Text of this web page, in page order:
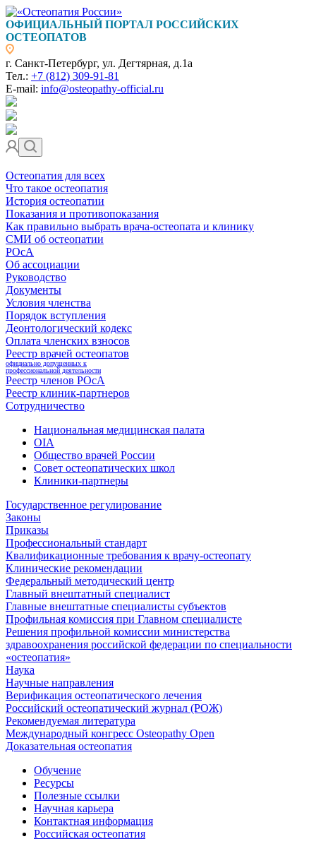
ОФИЦИАЛЬНЫЙ ПОРТАЛ РОССИЙСКИХ
ОСТЕОПАТОВ
г. Санкт-Петербург, ул. Дегтярная, д.1а
Тел.: +7 (812) 309-91-81
E-mail: info@osteopathy-official.ru
Остеопатия для всех
Что такое остеопатия
История остеопатии
Показания и противопоказания
Как правильно выбрать врача-остеопата и клинику
СМИ об остеопатии
РОсА
Об ассоциации
Руководство
Документы
Условия членства
Порядок вступления
Деонтологический кодекс
Оплата членских взносов
Реестр врачей остеопатов
официально допущенных к
профессиональной деятельности
Реестр членов РОсА
Реестр клиник-партнеров
Сотрудничество
Национальная медицинская палата
OIA
Общество врачей России
Совет остеопатических школ
Клиники-партнеры
Государственное регулирование
Законы
Приказы
Профессиональный стандарт
Квалификационные требования к врачу-остеопату
Клинические рекомендации
Федеральный методический центр
Главный внештатный специалист
Главные внештатные специалисты субъектов
Профильная комиссия при Главном специалисте
Решения профильной комиссии министерства
здравоохранения российской федерации по специальности
«остеопатия»
Наука
Научные направления
Верификация остеопатического лечения
Российский остеопатический журнал (РОЖ)
Рекомендуемая литература
Международный конгресс Osteopathy Open
Доказательная остеопатия
Обучение
Ресурсы
Полезные ссылки
Научная карьера
Контактная информация
Российская остеопатия